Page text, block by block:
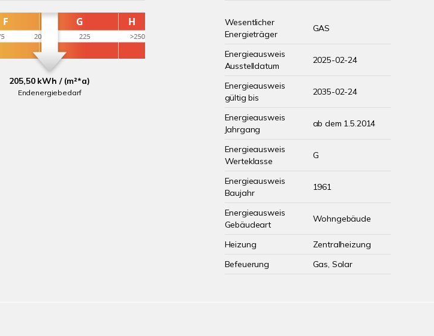
205,50 kWh / (m²*a)
Endenergiebedarf
Wesentlicher
Energieträger
GAS
Energieausweis
Ausstelldatum
2025-02-24
Energieausweis
gültig bis
2035-02-24
Energieausweis
Jahrgang
ab dem 1.5.2014
Energieausweis
Werteklasse
G
Energieausweis
Baujahr
1961
Energieausweis
Gebäudeart
Wohngebäude
Heizung
Zentralheizung
Befeuerung
Gas, Solar